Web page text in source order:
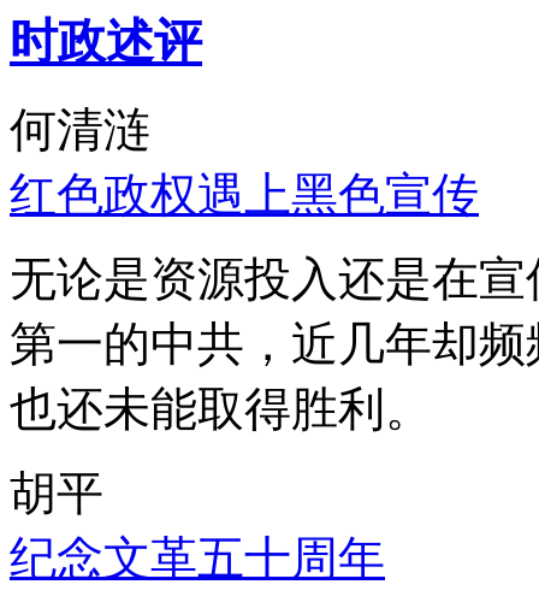
时政述评
何清涟
红色政权遇上黑色宣传
无论是资源投入还是在
第一的中共，近几年却
也还未能取得胜利。
胡平
纪念文革五十周年